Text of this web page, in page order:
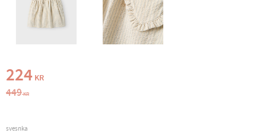
Nedsatt pris:
224 KR
Ordinarie pris:
449KR
svesnka